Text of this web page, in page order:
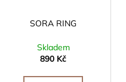
SORA RING
Skladem
890 Kč